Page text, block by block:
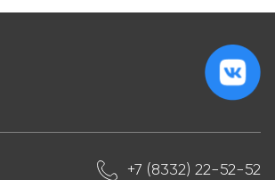
+7 (8332) 22-52-52